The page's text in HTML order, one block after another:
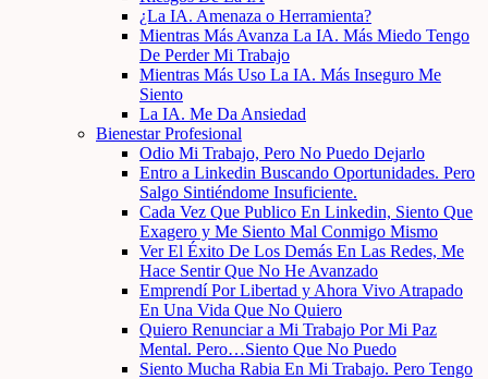
¿La IA. Amenaza o Herramienta?
Mientras Más Avanza La IA. Más Miedo Tengo
De Perder Mi Trabajo
Mientras Más Uso La IA. Más Inseguro Me
Siento
La IA. Me Da Ansiedad
Bienestar Profesional
Odio Mi Trabajo, Pero No Puedo Dejarlo
Entro a Linkedin Buscando Oportunidades. Pero
Salgo Sintiéndome Insuficiente.
Cada Vez Que Publico En Linkedin, Siento Que
Exagero y Me Siento Mal Conmigo Mismo
Ver El Éxito De Los Demás En Las Redes, Me
Hace Sentir Que No He Avanzado
Emprendí Por Libertad y Ahora Vivo Atrapado
En Una Vida Que No Quiero
Quiero Renunciar a Mi Trabajo Por Mi Paz
Mental. Pero…Siento Que No Puedo
Siento Mucha Rabia En Mi Trabajo. Pero Tengo